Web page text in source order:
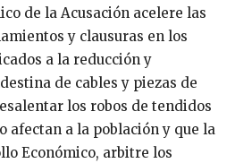
de la Acusación acelere las
y clausuras en los
a la reducción y
de cables y piezas de
los robos de tendidos
afectan a la población y que la
Económico, arbitre los